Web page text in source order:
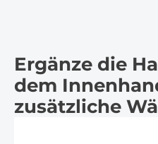
Produktgalerie überspringen
Ergänze die
dem
zusätzliche